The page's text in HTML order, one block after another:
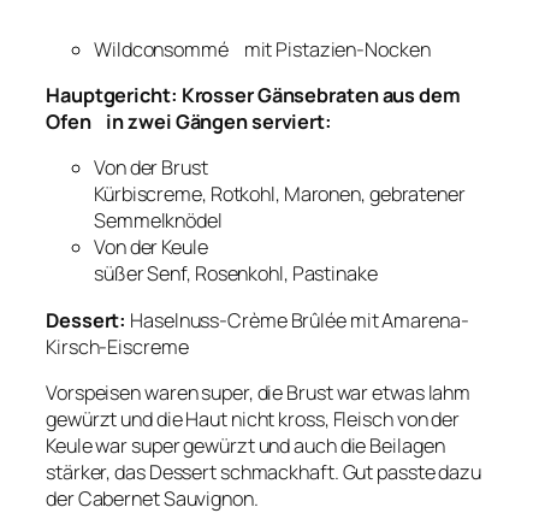
Wildconsommé mit Pistazien-Nocken
Hauptgericht: Krosser Gänsebraten aus dem
Ofen in zwei Gängen serviert:
Von der Brust
Kürbiscreme, Rotkohl, Maronen, gebratener
Semmelknödel
Von der Keule
süßer Senf, Rosenkohl, Pastinake
Dessert: Haselnuss-Crème Brûlée mit Amarena-
Kirsch-Eiscreme
Vorspeisen waren super, die Brust war etwas lahm
gewürzt und die Haut nicht kross, Fleisch von der
Keule war super gewürzt und auch die Beilagen
stärker, das Dessert schmackhaft. Gut passte dazu
der Cabernet Sauvignon.